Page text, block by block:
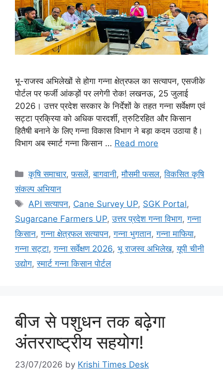
भू-राजस्व अभिलेखों से होगा गन्ना क्षेत्रफल का सत्यापन, एसजीके
पोर्टल पर फर्जी आंकड़ों पर लगेगी रोक! लखनऊ, 25 जुलाई
2026। उत्तर प्रदेश सरकार के निर्देशों के तहत गन्ना सर्वेक्षण एवं
सट्टा प्रक्रिया को अधिक पारदर्शी, त्रुटिरहित और किसान
हितैषी बनाने के लिए गन्ना विकास विभाग ने बड़ा कदम उठाया है।
विभाग अब स्मार्ट गन्ना किसान … Read more
कृषि समाचार,फसलें,बागवानी,मौसमी फसल,विकसित कृषि
संकल्प अभियान
API सत्यापन, Cane Survey UP, SGK Portal,
Sugarcane Farmers UP,उत्तर प्रदेश गन्ना विभाग,गन्ना
किसान,गन्ना क्षेत्रफल सत्यापन,गन्ना भुगतान,गन्ना माफिया,
गन्ना सट्टा,गन्ना सर्वेक्षण 2026, भू राजस्व अभिलेख,यूपी चीनी
उद्योग,स्मार्ट गन्ना किसान पोर्टल
बीज से पशुधन तक बढ़ेगा
अंतरराष्ट्रीय सहयोग!
23/07/2026 by Krishi Times Desk